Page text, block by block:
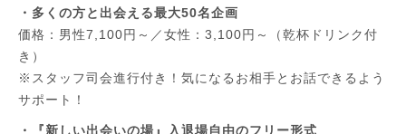
・多くの方と出会える最大50名企画
価格：男性7,100円～／女性：3,100円～（乾杯ドリンク付
き）
※スタッフ司会進行付き！気になるお相手とお話できるよう
サポート！
・『新しい出会いの場』入退場自由のフリー形式